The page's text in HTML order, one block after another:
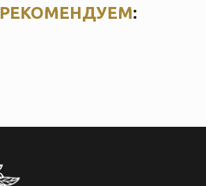
РЕКОМЕНДУЕМ: